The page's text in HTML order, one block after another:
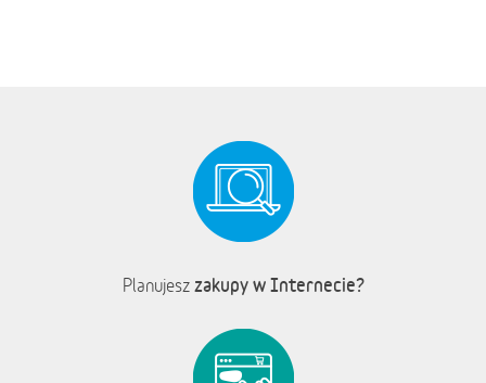
Planujesz zakupy w Internecie?